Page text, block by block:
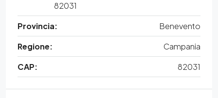
82031
Provincia:
Benevento
Regione:
Campania
CAP:
82031